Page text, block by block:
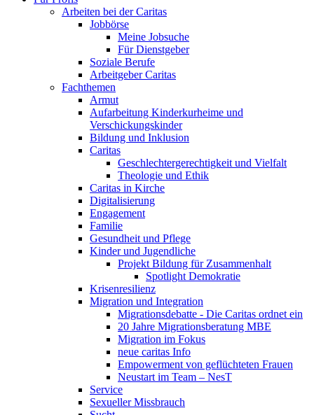
Arbeiten bei der Caritas
Jobbörse
Meine Jobsuche
Für Dienstgeber
Soziale Berufe
Arbeitgeber Caritas
Fachthemen
Armut
Aufarbeitung Kinderkurheime und
Verschickungskinder
Bildung und Inklusion
Caritas
Geschlechtergerechtigkeit und Vielfalt
Theologie und Ethik
Caritas in Kirche
Digitalisierung
Engagement
Familie
Gesundheit und Pflege
Kinder und Jugendliche
Projekt Bildung für Zusammenhalt
Spotlight Demokratie
Krisenresilienz
Migration und Integration
Migrationsdebatte - Die Caritas ordnet ein
20 Jahre Migrationsberatung MBE
Migration im Fokus
neue caritas Info
Empowerment von geflüchteten Frauen
Neustart im Team – NesT
Service
Sexueller Missbrauch